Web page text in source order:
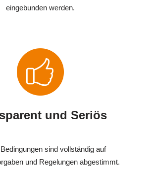
eingebunden werden.
und Seriös
sind vollständig auf
und Regelungen abgestimmt.